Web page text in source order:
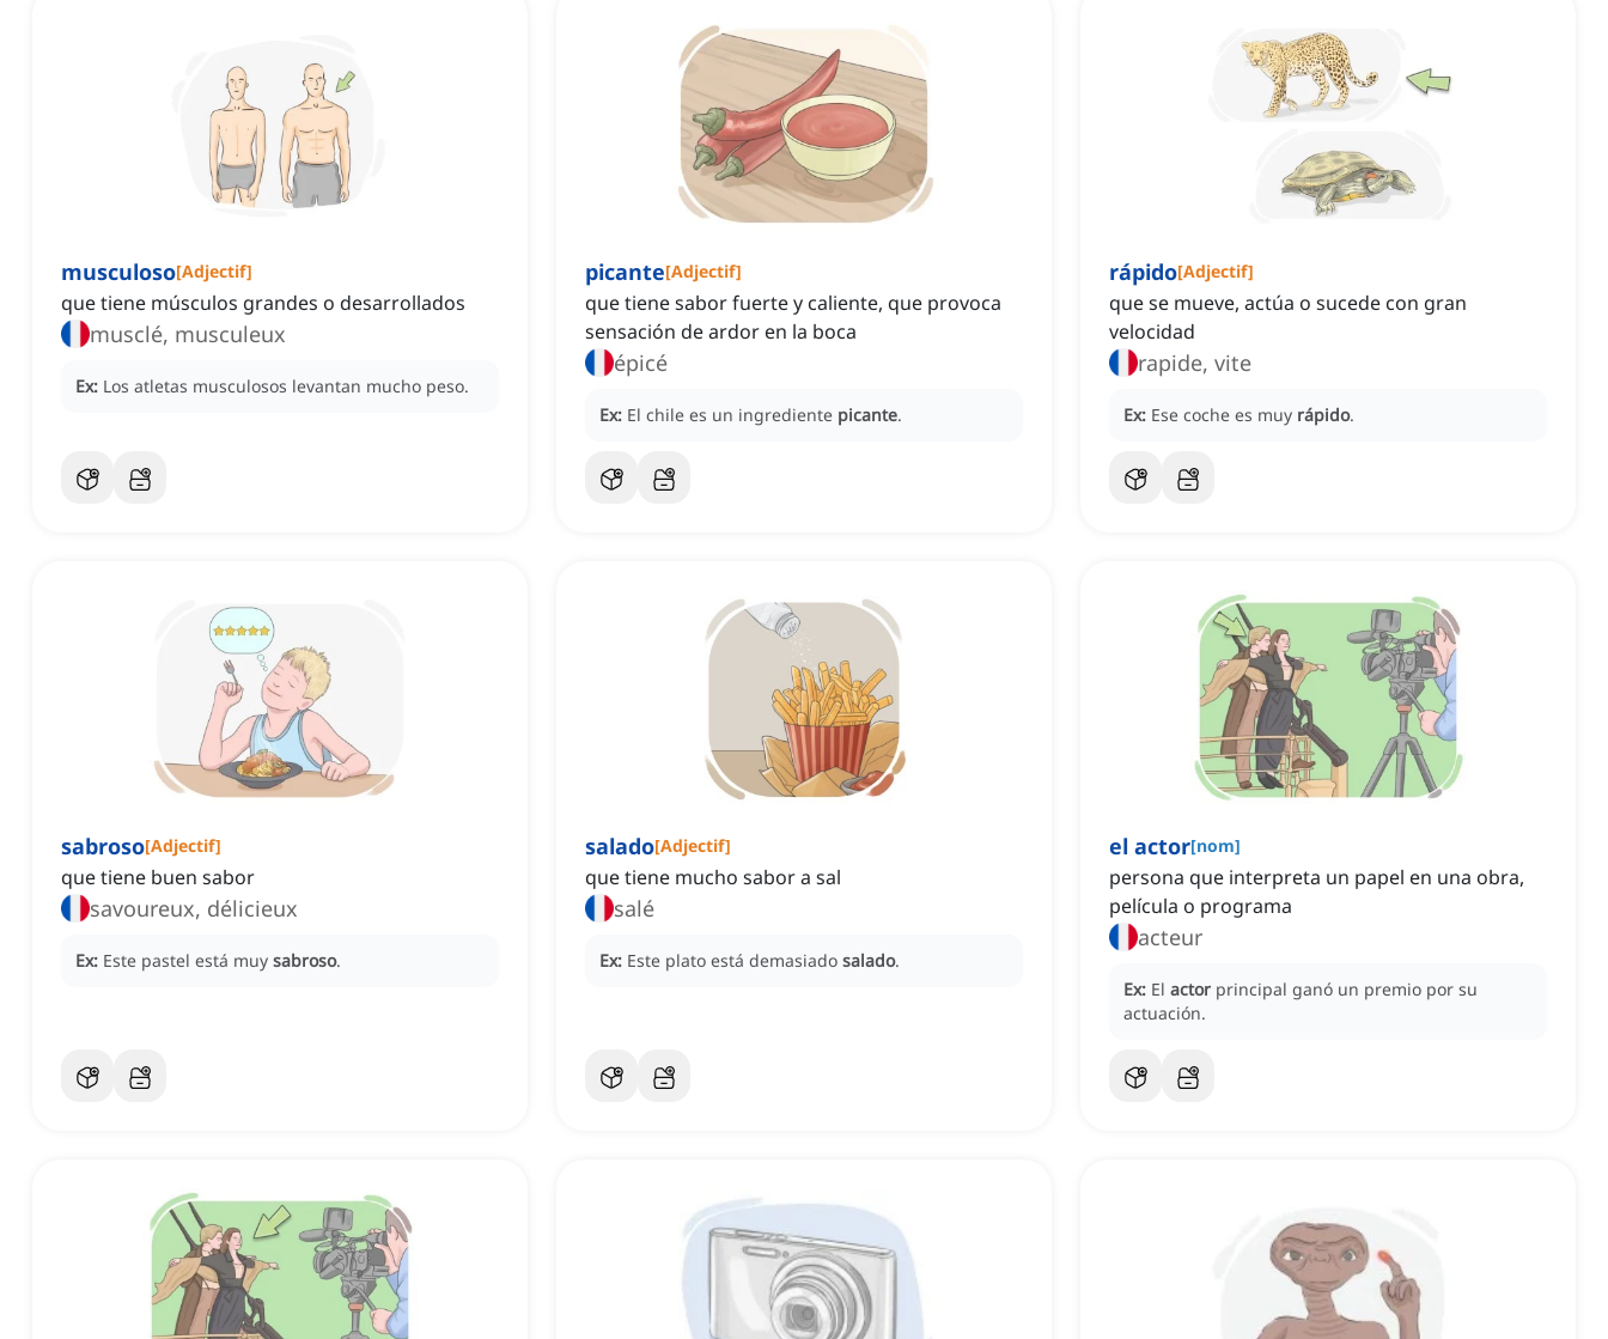
musculoso[Adjectif]
que tiene músculos grandes o desarrollados
musclé, musculeux
Ex: Los atletas musculosos levantan mucho peso.
picante[Adjectif]
que tiene sabor fuerte y caliente, que provoca
sensación de ardor en la boca
épicé
Ex: El chile es un ingrediente picante.
rápido[Adjectif]
que se mueve, actúa o sucede con gran
velocidad
rapide, vite
Ex: Ese coche es muy rápido.
sabroso[Adjectif]
que tiene buen sabor
savoureux, délicieux
Ex: Este pastel está muy sabroso.
salado[Adjectif]
que tiene mucho sabor a sal
salé
Ex: Este plato está demasiado salado.
el actor[nom]
persona que interpreta un papel en una obra,
película o programa
acteur
Ex: El actor principal ganó un premio por su
actuación.